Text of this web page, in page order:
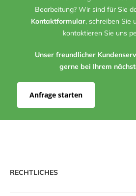
Bearbeitung? Wir sind für Sie
Kontaktformular, schreiben Sie
kontaktieren Sie uns
Unser freundlicher
gerne bei Ihrem
Anfrage starten
RECHTLICHES